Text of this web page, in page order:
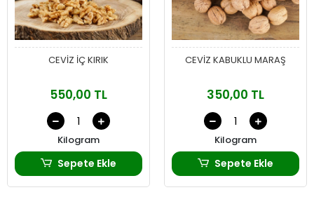
CEVİZ İÇ KIRIK
550,00 TL
Kilogram
Sepete Ekle
CEVİZ KABUKLU MARAŞ
350,00 TL
Kilogram
Sepete Ekle